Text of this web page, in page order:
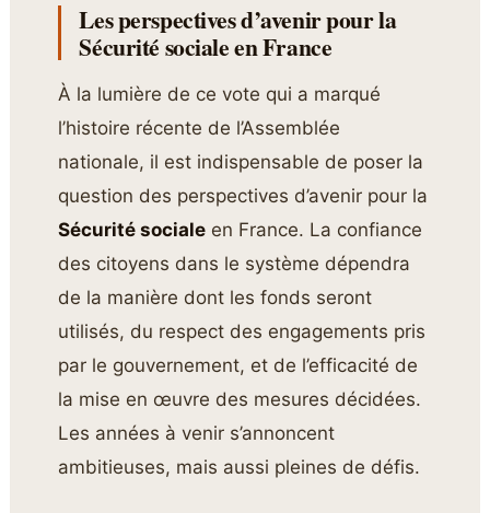
Les perspectives d’avenir pour la
Sécurité sociale en France
À la lumière de ce vote qui a marqué
l’histoire récente de l’Assemblée
nationale, il est indispensable de poser la
question des perspectives d’avenir pour la
Sécurité sociale en France. La confiance
des citoyens dans le système dépendra
de la manière dont les fonds seront
utilisés, du respect des engagements pris
par le gouvernement, et de l’efficacité de
la mise en œuvre des mesures décidées.
Les années à venir s’annoncent
ambitieuses, mais aussi pleines de défis.